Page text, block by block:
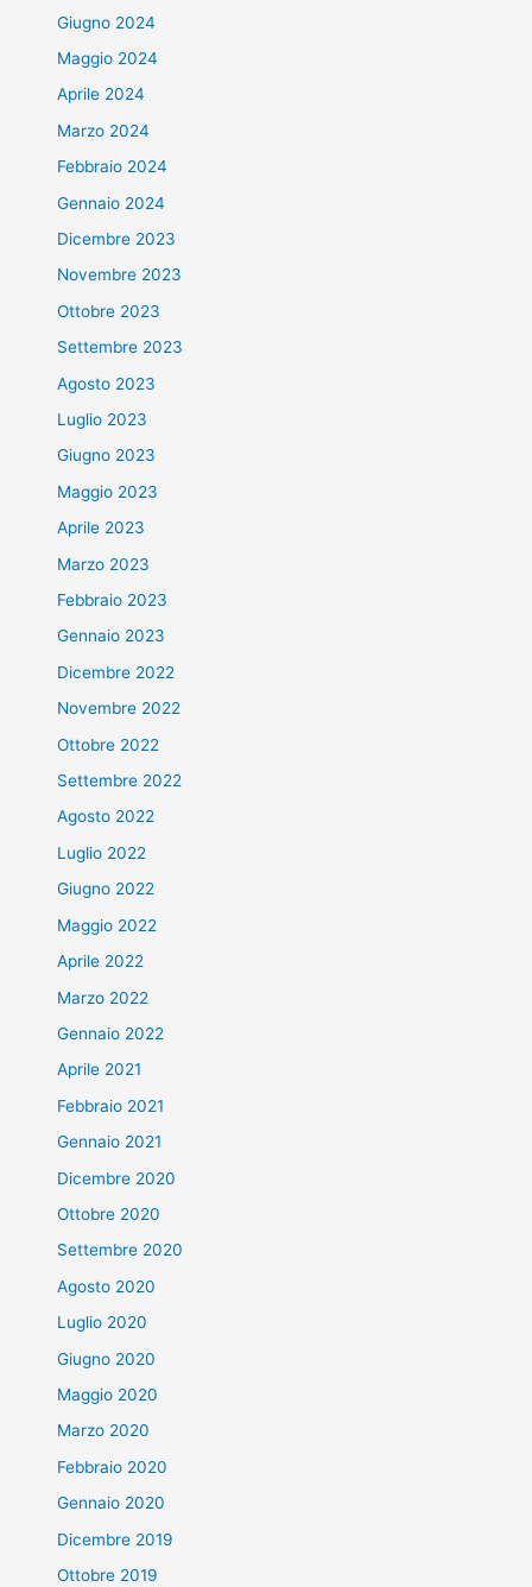
Giugno 2024
Maggio 2024
Aprile 2024
Marzo 2024
Febbraio 2024
Gennaio 2024
Dicembre 2023
Novembre 2023
Ottobre 2023
Settembre 2023
Agosto 2023
Luglio 2023
Giugno 2023
Maggio 2023
Aprile 2023
Marzo 2023
Febbraio 2023
Gennaio 2023
Dicembre 2022
Novembre 2022
Ottobre 2022
Settembre 2022
Agosto 2022
Luglio 2022
Giugno 2022
Maggio 2022
Aprile 2022
Marzo 2022
Gennaio 2022
Aprile 2021
Febbraio 2021
Gennaio 2021
Dicembre 2020
Ottobre 2020
Settembre 2020
Agosto 2020
Luglio 2020
Giugno 2020
Maggio 2020
Marzo 2020
Febbraio 2020
Gennaio 2020
Dicembre 2019
Ottobre 2019